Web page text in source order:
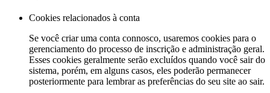
Cookies relacionados à conta
Se você criar uma conta connosco, usaremos cookies para o
gerenciamento do processo de inscrição e administração geral.
Esses cookies geralmente serão excluídos quando você sair do
sistema, porém, em alguns casos, eles poderão permanecer
posteriormente para lembrar as preferências do seu site ao sair.